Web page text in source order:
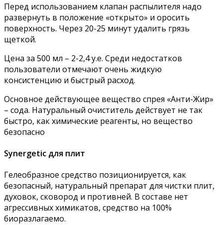
Перед использованием клапан распылителя надо
развернуть в положение «открыто» и оросить
поверхность. Через 20-25 минут удалить грязь
щеткой.
Цена за 500 мл – 2-2,4 у.е. Среди недостатков
пользователи отмечают очень жидкую
консистенцию и быстрый расход.
Основное действующее вещество спрея «Анти-Жир»
– сода. Натуральный очиститель действует не так
быстро, как химические реагенты, но вещество
безопасно
Synergetic для плит
Гелеобразное средство позиционируется, как
безопасный, натуральный препарат для чистки плит,
духовок, сковород и противней. В составе нет
агрессивных химикатов, средство на 100%
биоразлагаемо.